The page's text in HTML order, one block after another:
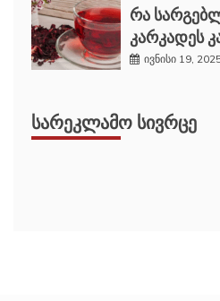
რა
კარკადეს
ივნისი 19,
ᲡᲐᲠᲔᲙᲚᲐᲛᲝ ᲡᲘᲕᲠᲪᲔ